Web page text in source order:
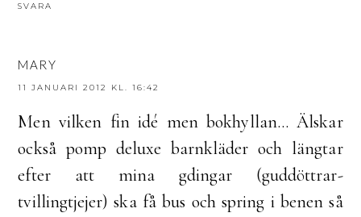
SVARA
MARY
11 JANUARI 2012 KL. 16:42
Men vilken fin idé men bokhyllan... Älskar
också pomp deluxe barnkläder och längtar
efter att mina gdingar (guddöttrar-
tvillingtjejer) ska få bus och spring i benen så